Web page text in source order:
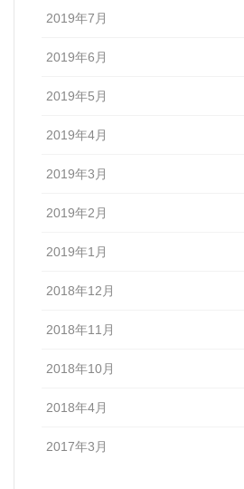
2019年7月
2019年6月
2019年5月
2019年4月
2019年3月
2019年2月
2019年1月
2018年12月
2018年11月
2018年10月
2018年4月
2017年3月